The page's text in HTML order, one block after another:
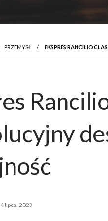
PRZEMYSŁ EKSPRES RANCILIO
Napisano
4 lipca, 2023